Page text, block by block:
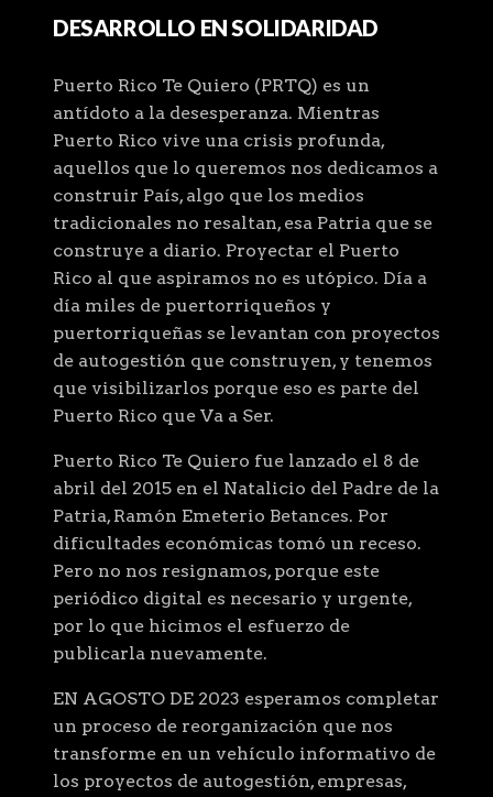
DESARROLLO EN SOLIDARIDAD
Puerto Rico Te Quiero (PRTQ) es un
antídoto a la desesperanza. Mientras
Puerto Rico vive una crisis profunda,
aquellos que lo queremos nos dedicamos a
construir País, algo que los medios
tradicionales no resaltan, esa Patria que se
construye a diario. Proyectar el Puerto
Rico al que aspiramos no es utópico. Día a
día miles de puertorriqueños y
puertorriqueñas se levantan con proyectos
de autogestión que construyen, y tenemos
que visibilizarlos porque eso es parte del
Puerto Rico que Va a Ser.
Puerto Rico Te Quiero fue lanzado el 8 de
abril del 2015 en el Natalicio del Padre de la
Patria, Ramón Emeterio Betances. Por
dificultades económicas tomó un receso.
Pero no nos resignamos, porque este
periódico digital es necesario y urgente,
por lo que hicimos el esfuerzo de
publicarla nuevamente.
EN AGOSTO DE 2023 esperamos completar
un proceso de reorganización que nos
transforme en un vehículo informativo de
los proyectos de autogestión, empresas,